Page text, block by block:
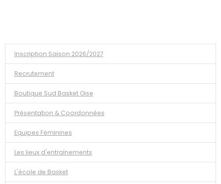
Inscription Saison 2026/2027
Recrutement
Boutique Sud Basket Oise
Présentation & Coordonnées
Equipes Féminines
Les lieux d'entraînements
L'école de Basket